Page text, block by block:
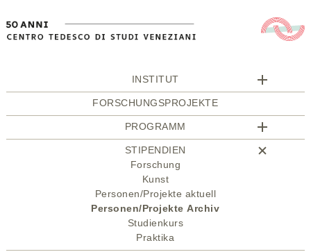
INSTITUT
FORSCHUNGSPROJEKTE
PROGRAMM
STIPENDIEN
Forschung
Kunst
Personen/Projekte aktuell
Personen/Projekte Archiv
Studienkurs
Praktika